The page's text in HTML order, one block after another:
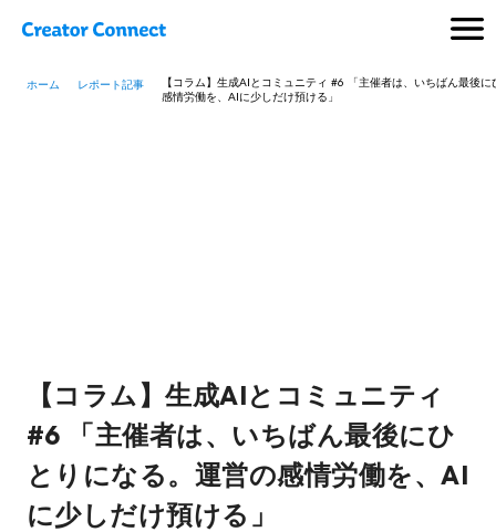
ホーム レポート記事
【コラム】生成AIとコミュニティ #6 「主催者は、いちばん最後
感情労働を、AIに少しだけ預ける」
【コラム】生成AIとコミュニティ
#6 「主催者は、いちばん最後にひ
とりになる。運営の感情労働を、AI
に少しだけ預ける」